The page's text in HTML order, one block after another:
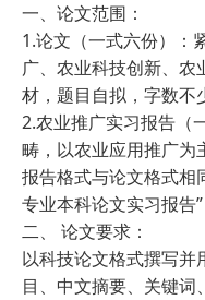
一、论文范围：
1.论文（一式六份）：
广、农业科技创新、农
材，题目自拟，字数不
2.农业推广实习报告（
畴，以农业应用推广为
报告格式与论文格式相
专业本科论文实习报告”
二、 论文要求：
以科技论文格式撰写并
目、中文摘要、关键